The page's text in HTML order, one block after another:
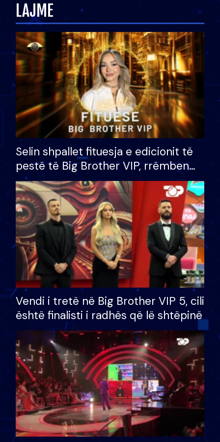
LAJME
Selin shpallet fituesja e edicionit të
pestë të Big Brother VIP, rrëmben
çmimin e madh prej 100 mijë eurosh
Vendi i tretë në Big Brother VIP 5, cili
është finalisti i radhës që lë shtëpinë